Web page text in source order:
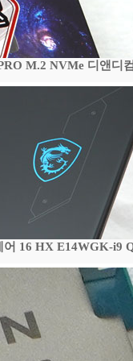
M.2 NVMe 디앤디
어 16 HX E14WGK-i9